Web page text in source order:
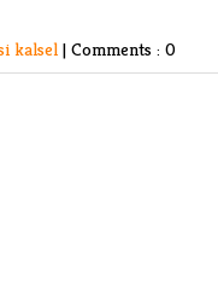
kalsel | Comments : 0